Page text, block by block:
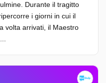
Durante il tragitto
i giorni in cui il
volta arrivati, il Maestro